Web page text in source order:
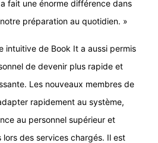
fait une énorme différence dans
préparation au quotidien. »
intuitive de Book It a aussi permis
de devenir plus rapide et
Les nouveaux membres de
rapidement au système,
au personnel supérieur et
lors des services chargés. Il est